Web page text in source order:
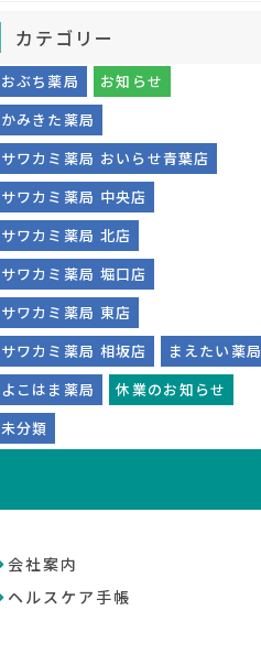
カテゴリー
おぶち薬局
お知らせ
かみきた薬局
サワカミ薬局 おいらせ青葉店
サワカミ薬局 中央店
サワカミ薬局 北店
サワカミ薬局 堀口店
サワカミ薬局 東店
サワカミ薬局 相坂店
まえたい薬局
よこはま薬局
休業のお知らせ
未分類
会社案内
ヘルスケア手帳